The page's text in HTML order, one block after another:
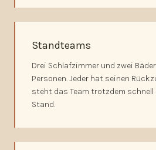
Standteams
Drei Schlafzimmer und zwei
Personen. Jeder hat seinen
steht das Team trotzdem
Stand.